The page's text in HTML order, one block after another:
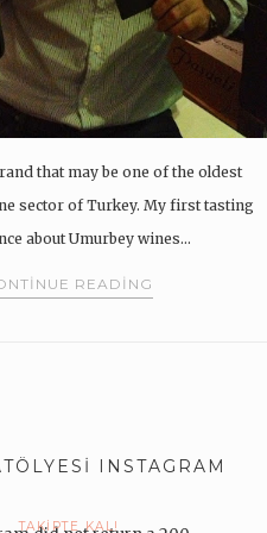
that may be one of the oldest
sector of Turkey. My first tasting
about Umurbey wines…
READING
INSTAGRAM
TAKIPTE KAL!